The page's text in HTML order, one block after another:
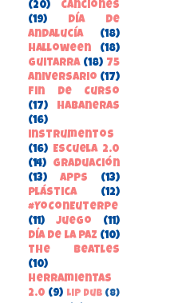
(20)
canciones
(19)
Día de
Andalucía
(18)
Halloween
(18)
guitarra (18) 75
aniversario (17)
Fin de Curso
(17)
habaneras
(16)
instrumentos
(16) Escuela 2.0
(14)
Graduación
(13)
apps
(13)
Plástica
(12)
#YoConEuterpe
(11)
juego
(11)
Día de la Paz (10)
the beatles
(10)
herramientas
2.0 (9) Lip Dub (8)